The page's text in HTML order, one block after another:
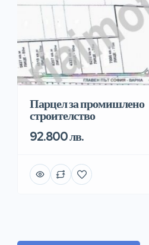
Парцел за промишлено
строителство
92.800 лв.